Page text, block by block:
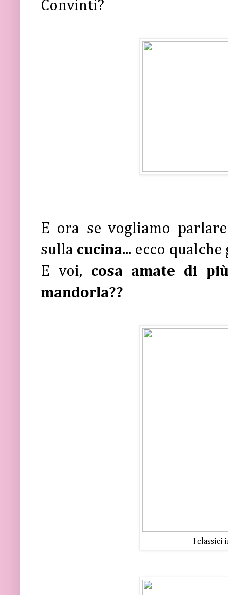
Convinti?
E ora se vogliamo
sulla cucina... ecco
E voi, cosa amate di
mandorla??
I classici